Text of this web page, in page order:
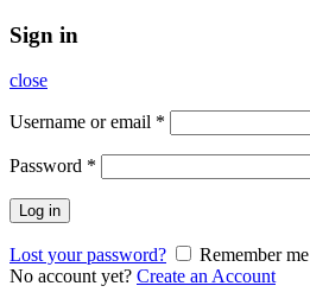
Sign in
close
Username or email *
Password *
Log in
Lost your password?
Remember me
No account yet? Create an Account